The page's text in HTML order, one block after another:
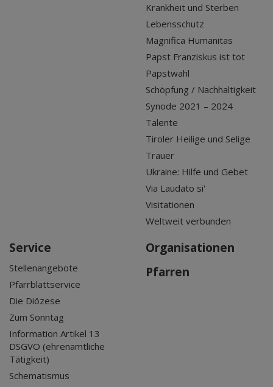
Krankheit und Sterben
Lebensschutz
Magnifica Humanitas
Papst Franziskus ist tot
Papstwahl
Schöpfung / Nachhaltigkeit
Synode 2021 – 2024
Talente
Tiroler Heilige und Selige
Trauer
Ukraine: Hilfe und Gebet
Via Laudato si'
Visitationen
Weltweit verbunden
Service
Stellenangebote
Pfarrblattservice
Die Diözese
Zum Sonntag
Information Artikel 13
DSGVO (ehrenamtliche
Tätigkeit)
Schematismus
Organisationen
Pfarren